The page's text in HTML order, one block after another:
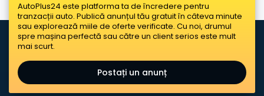
AutoPlus24 este platforma ta de încredere pentru
tranzacții auto. Publică anunțul tău gratuit în câteva minute
sau explorează miile de oferte verificate. Cu noi, drumul
spre mașina perfectă sau către un client serios este mult
mai scurt.
Postați un anunț